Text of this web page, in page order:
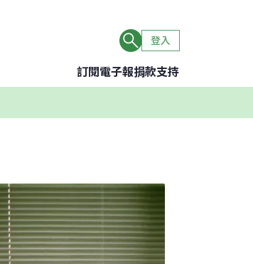
登入
訂閱電子報捐款支持